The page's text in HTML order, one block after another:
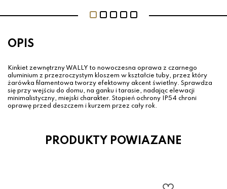
OPIS
Kinkiet zewnętrzny WALLY to nowoczesna oprawa z czarnego
aluminium z przezroczystym kloszem w kształcie tuby, przez który
żarówka filamentowa tworzy efektowny akcent świetlny. Sprawdza
się przy wejściu do domu, na ganku i tarasie, nadając elewacji
minimalistyczny, miejski charakter. Stopień ochrony IP54 chroni
oprawę przed deszczem i kurzem przez cały rok.
PRODUKTY POWIAZANE